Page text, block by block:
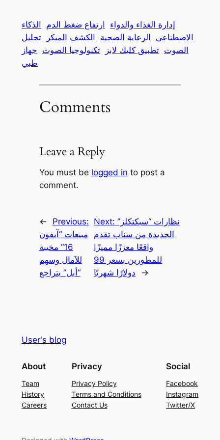
إدارة الغذاء والدواء ارتفاع ضغط الدم
الذكاء
الاصطناعي
الرعاية الصحية الكشف المبكر
تحليل
الصوت تطبيق كليك لابز تكنولوجيا الصوت جهاز
طبي
Comments
Leave a Reply
You must be logged in to post a
comment.
←
Previous:
مبيعات “آيفون
16” مخيبة
للآمال وسهم
“أبل” يتراجع
Next:نظارات “سبكتكلز”
الجديدة من سناب تقدم
واقعًا معززًا مميزًا
للمطورين بسعر 99
دولارًا شهريًا
→
User's blog
About
Team
History
Careers
Privacy
Privacy Policy
Terms and Conditions
Contact Us
Social
Facebook
Instagram
Twitter/X